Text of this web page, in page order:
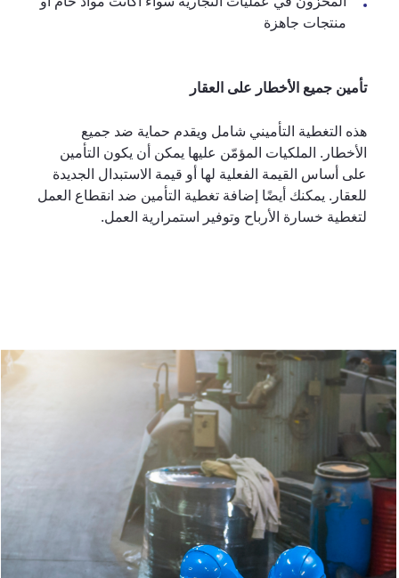
منتجات جاهزة
تأمين جميع الأخطار على العقار
هذه التغطية التأميني شامل ويقدم حماية ضد جميع
الأخطار. الملكيات المؤمّن عليها يمكن أن يكون التأمين
على أساس القيمة الفعلية لها أو قيمة الاستبدال الجديدة
للعقار. يمكنك أيضًا إضافة تغطية التأمين ضد انقطاع العمل
لتغطية خسارة الأرباح وتوفير استمرارية العمل.